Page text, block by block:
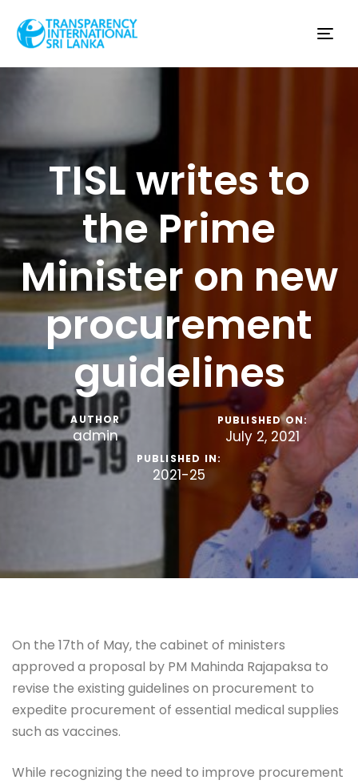
TISL writes to
the Prime
Minister on new
procurement
guidelines
AUTHOR
admin
PUBLISHED ON:
July 2, 2021
PUBLISHED IN:
2021-25
On the 17th of May, the cabinet of ministers
approved a proposal by PM Mahinda Rajapaksa to
revise the existing guidelines on procurement to
expedite procurement of essential medical supplies
such as vaccines.
While recognizing the need to improve procurement